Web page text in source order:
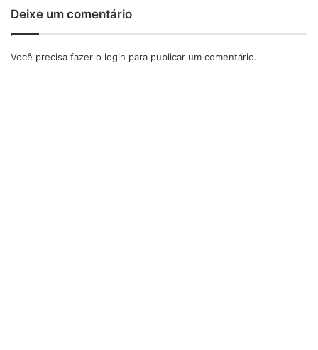
Para o pudim
2 unidade(s) de gelatinas incolor sem sabor
Deixe um comentário
Você precisa fazer o login para publicar um comentário.